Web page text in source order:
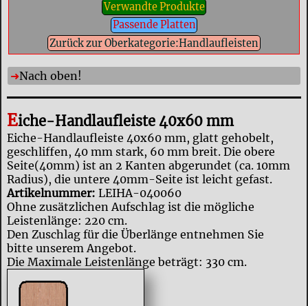
Verwandte Produkte
Passende Platten
Zurück zur Oberkategorie:Handlaufleisten
Nach oben!
Eiche-Handlaufleiste 40x60 mm
Eiche-Handlaufleiste 40x60 mm, glatt gehobelt,
geschliffen, 40 mm stark, 60 mm breit. Die obere
Seite(40mm) ist an 2 Kanten abgerundet (ca. 10mm
Radius), die untere 40mm-Seite ist leicht gefast.
Artikelnummer: LEIHA-040060
Ohne zusätzlichen Aufschlag ist die mögliche
Leistenlänge: 220 cm.
Den Zuschlag für die Überlänge entnehmen Sie
bitte unserem Angebot.
Die Maximale Leistenlänge beträgt: 330 cm.